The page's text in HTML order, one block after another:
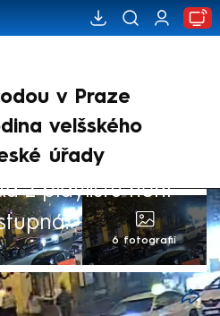
v Praze
velšského
úřady
z playlistu není
6 fotografií